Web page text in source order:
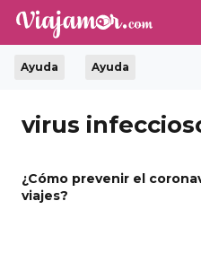
Ayuda Ayuda
virus
¿Cómo prevenir el
viajes?